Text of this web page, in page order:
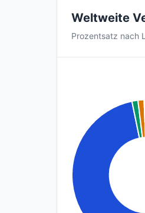
Weltweite
Prozentsatz nach